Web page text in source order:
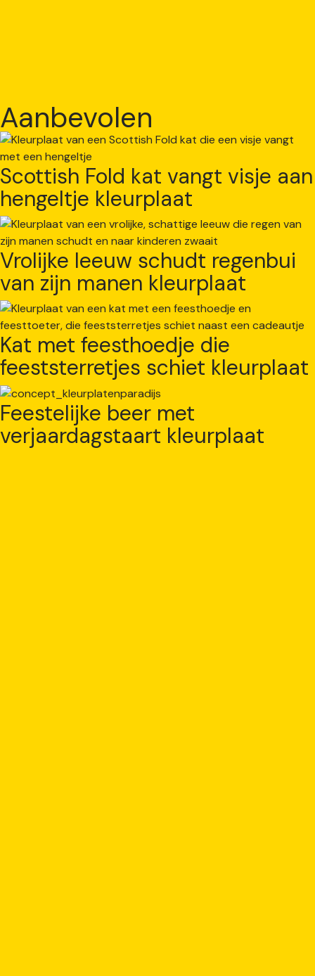
Aanbevolen
Scottish Fold kat vangt visje aan
hengeltje kleurplaat
Vrolijke leeuw schudt regenbui
van zijn manen kleurplaat
Kat met feesthoedje die
feeststerretjes schiet kleurplaat
Feestelijke beer met
verjaardagstaart kleurplaat